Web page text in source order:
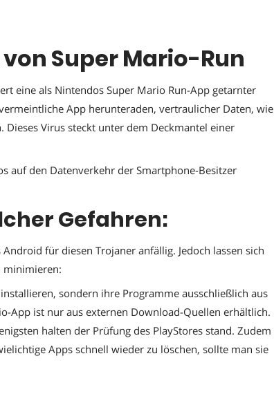
Super Mario-Run
eine als Nintendos Super Mario Run-App getarnter
App herunteraden, vertraulicher Daten, wie
Virus steckt unter dem Deckmantel einer
auf den Datenverkehr der Smartphone-Besitzer
Gefahren:
für diesen Trojaner anfällig. Jedoch lassen sich
minimieren:
sondern ihre Programme ausschließlich aus
App ist nur aus externen Download-Quellen erhältlich.
halten der Prüfung des PlayStores stand. Zudem
Apps schnell wieder zu löschen, sollte man sie